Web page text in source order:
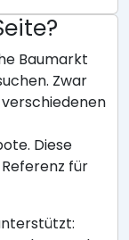
Baumarkt
Zwar
Diese
für